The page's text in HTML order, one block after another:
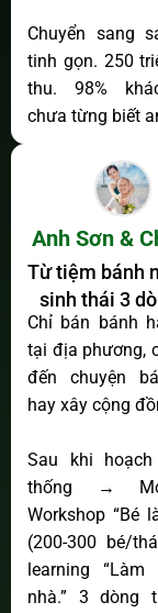
Chuyển sang
tinh gọn. 250
thu. 98%
chưa từng biết
Anh Sơn &
Từ tiệm bánh
sinh thái 3
Chỉ bán bánh
tại địa phương,
đến chuyện
hay xây cộng
Sau khi
thống →
Workshop “Bé
(200-300 bé/
learning
nhà.” 3 dòng